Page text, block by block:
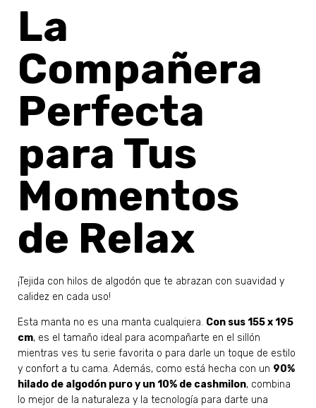
La
Compañera
Perfecta
para Tus
Momentos
de Relax
¡Tejida con hilos de algodón que te abrazan con suavidad y
calidez en cada uso!
Esta manta no es una manta cualquiera. Con sus 155 x 195
cm, es el tamaño ideal para acompañarte en el sillón
mientras ves tu serie favorita o para darle un toque de estilo
y confort a tu cama. Además, como está hecha con un 90%
hilado de algodón puro y un 10% de cashmilon, combina
lo mejor de la naturaleza y la tecnología para darte una